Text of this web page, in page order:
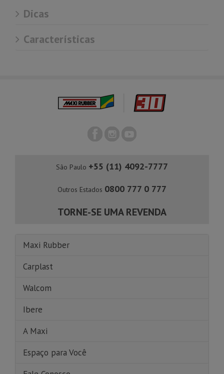
Dicas
Características
São Paulo +55 (11) 4092-7777
Outros Estados 0800 777 0 777
TORNE-SE UMA REVENDA
Maxi Rubber
Carplast
Walcom
Ibere
A Maxi
Espaço para Você